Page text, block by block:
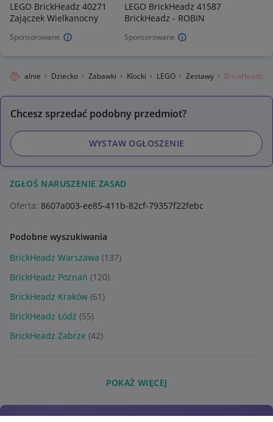
Sponsorowane
LEGO BrickHeadz 40271
Zajączek Wielkanocny
Sponsorowane
LEGO BrickHeadz 41587
BrickHeadz - ROBIN
Lokalnie Dziecko Zabawki Klocki LEGO Zestawy BrickHeadz
Chcesz sprzedać podobny przedmiot?
WYSTAW OGŁOSZENIE
ZGŁOŚ NARUSZENIE ZASAD
Oferta: 8607a003-ee85-411b-82cf-79357f22febc
Podobne wyszukiwania
BrickHeadz Warszawa (137)
BrickHeadz Poznań (120)
BrickHeadz Kraków (61)
BrickHeadz Łódź (55)
BrickHeadz Zabrze (42)
POKAŻ WIĘCEJ